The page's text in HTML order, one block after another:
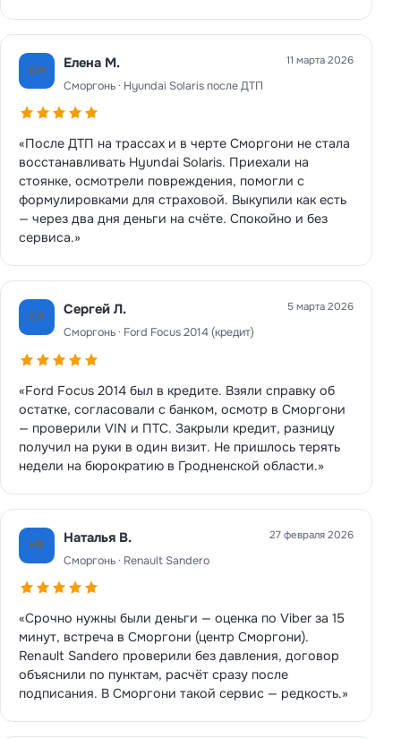
ЕМ Елена М.
Сморгонь · Hyundai Solaris после ДТП
11 марта 2026
«После ДТП на трассах и в черте Сморгони не стала
восстанавливать Hyundai Solaris. Приехали на
стоянке, осмотрели повреждения, помогли с
формулировками для страховой. Выкупили как есть
— через два дня деньги на счёте. Спокойно и без
сервиса.»
СЛ Сергей Л.
Сморгонь · Ford Focus 2014 (кредит)
5 марта 2026
«Ford Focus 2014 был в кредите. Взяли справку об
остатке, согласовали с банком, осмотр в Сморгони
— проверили VIN и ПТС. Закрыли кредит, разницу
получил на руки в один визит. Не пришлось терять
недели на бюрократию в Гродненской области.»
НВ Наталья В.
Сморгонь · Renault Sandero
27 февраля 2026
«Срочно нужны были деньги — оценка по Viber за 15
минут, встреча в Сморгони (центр Сморгони).
Renault Sandero проверили без давления, договор
объяснили по пунктам, расчёт сразу после
подписания. В Сморгони такой сервис — редкость.»